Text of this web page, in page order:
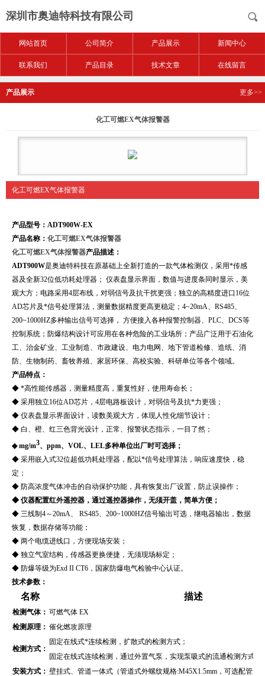
深圳市奥迪特科技有限公司
网站首页 公司简介 产品展示 新闻中心
联系我们 产品目录 技术文章 在线留言
产品展示 更多>>
化工可燃EX气体报警器
化工可燃EX气体报警器
产品型号：ADT900W-EX
产品名称： 化工可燃EX气体报警器
化工可燃EX气体报警器产品描述：
ADT900W是奥迪特科技在原基础上全新打造的一款气体检测仪，采用*传感
器及全新32位低功耗处理器； 仪表盘显示界面，数值与进度条同时显示，美
观大方；电路采用4层布线，对弱信号及抗干扰更强；独立的高精度进口16位
AD芯片及*信号处理算法，测量数据精度更高更稳定；4~20mA、RS485、
200~1000HZ多种输出信号可选择， 方便接入各种报警控制器、PLC、DCS等
控制系统；防爆结构设计可应用在各种危险的工业场所；产品广泛用于石油化
工、治金矿业、工业制造、市政建设、电力电网、地下管道检修、造纸、消
防、生物制药、畜牧养殖、家居环保、高校实验、科研单位等各个领域。
产品特点：
◆ *高性能传感器，测量精度高，重复性好，使用寿命长；
◆ 采用独立16位AD芯片，4层电路板设计，对弱信号及抗*力更强；
◆ 仪表盘显示界面设计，读数美观大方，体现人性化细节设计；
◆ 白、橙、红三色背光设计，正常、报警状态指示，一目了然；
◆ mg/m3、ppm、VOL、LEL多种单位出厂时可选择；
◆ 采用嵌入式32位超低功耗处理器，配以*信号处理算法，响应速度快，稳
定；
◆ 防高浓度气体冲击的自动保护功能，具有恢复出厂设置，防止误操作；
◆ 仪器配置红外遥控器，通过遥控器操作，无须开盖，简单方便；
◆ 三线制4～20mA、 RS485、200~1000HZ信号输出可选，继电器输出，数据
恢复，数据存储等功能；
◆ 两个电缆进线口，方便现场安装；
◆ 独立气室结构，传感器更换便捷，无须现场标定；
◆ 防爆等级为Exd II CT6，国家防爆电气检验中心认证。
技术参数：
名称 描述
检测气体： 可燃气体 EX
检测原理： 催化燃攻原理
检测方式：
固定在线式*连续检测，扩散式的检测方式；
固定在线式连续检测，通过外置气泵，实现泵吸式的流通检测方式（
安装方式： 壁挂式、管道一体式（管道式外螺纹规格:M45X1.5mm，可选配管道